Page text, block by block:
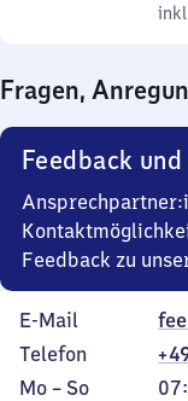
inkl.
0
0
Fragen,
Feedback
Feedback zu
E-Mail
Telefon
Montag
Mo – So,